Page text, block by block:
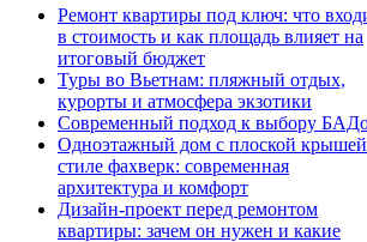
Ремонт квартиры под ключ: что
в стоимость и как площадь влияет на
итоговый бюджет
Туры во Вьетнам: пляжный отдых,
курорты и атмосфера экзотики
Современный подход к выбору
Одноэтажный дом с плоской
стиле фахверк: современная
архитектура и комфорт
Дизайн-проект перед ремонтом
квартиры: зачем он нужен и какие